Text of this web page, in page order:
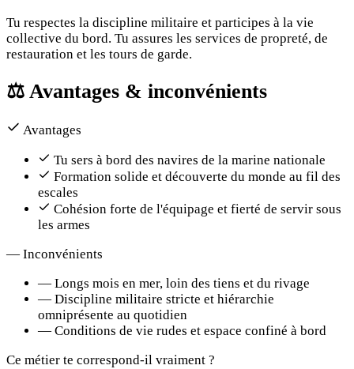
Tu respectes la discipline militaire et participes à la vie
collective du bord. Tu assures les services de propreté, de
restauration et les tours de garde.
⚖️ Avantages & inconvénients
Avantages
Tu sers à bord des navires de la marine nationale
Formation solide et découverte du monde au fil des
escales
Cohésion forte de l'équipage et fierté de servir sous
les armes
— Inconvénients
— Longs mois en mer, loin des tiens et du rivage
— Discipline militaire stricte et hiérarchie
omniprésente au quotidien
— Conditions de vie rudes et espace confiné à bord
Ce métier te correspond-il vraiment ?